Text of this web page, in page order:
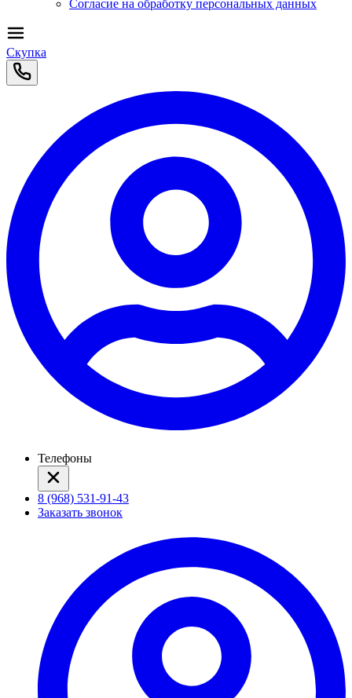
Согласие на обработку персональных данных
Скупка
Телефоны
8 (968) 531-91-43
Заказать звонок